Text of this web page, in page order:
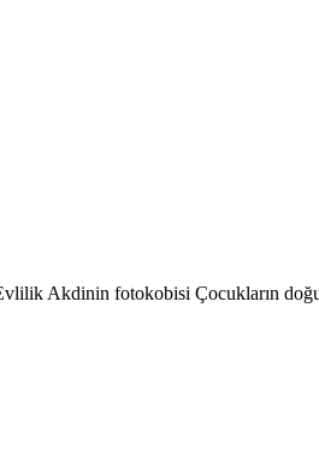
Akdinin fotokobisi Çocukların